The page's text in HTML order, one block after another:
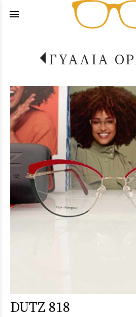
menu
ΓΥΑΛΙΑ
DUTZ 818